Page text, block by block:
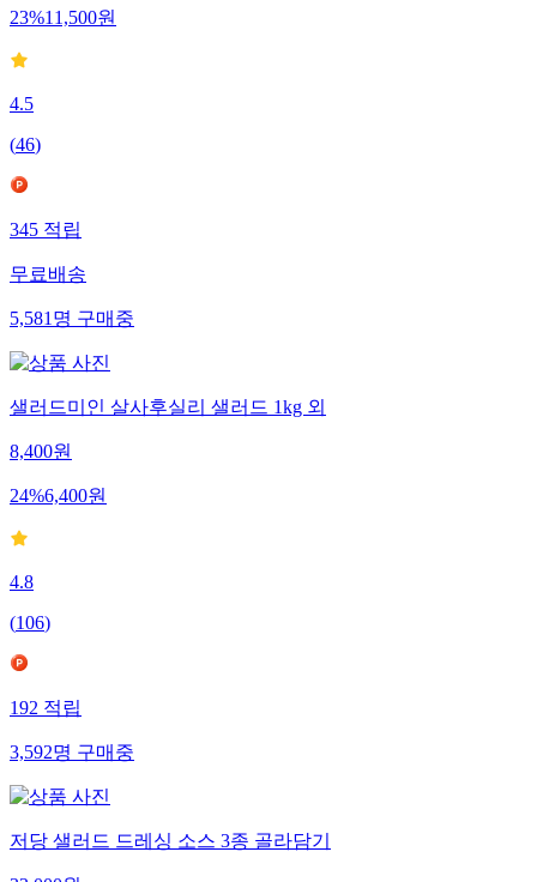
23%11,500원
4.5
(46)
345 적립
무료배송
5,581 명 구매중
샐러드미인 살사후실리 샐러드 1kg 외
8,400원
24%6,400원
4.8
(106)
192 적립
3,592명 구매중
저당 샐러드 드레싱 소스 3종 골라담기